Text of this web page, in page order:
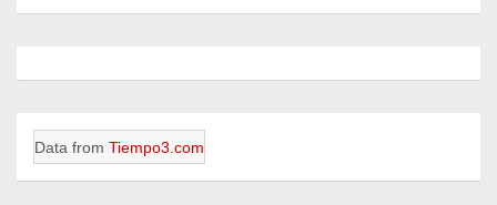
Data from Tiempo3.com